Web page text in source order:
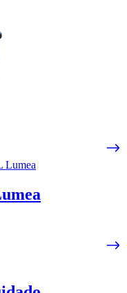
Lumea